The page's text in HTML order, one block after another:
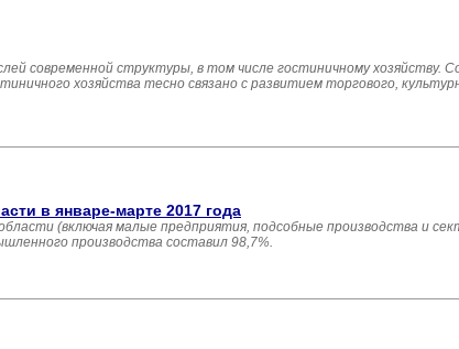
современной структуры, в том числе гостиничному хозяйству.
хозяйства тесно связано с развитием торгового,
в январе-марте 2017 года
(включая малые предприятия, подсобные производства и
производства составил 98,7%.